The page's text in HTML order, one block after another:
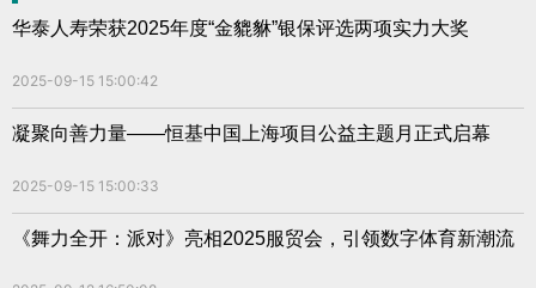
华泰人寿荣获2025年度“金貔貅”银保评选两项实力大奖
2025-09-15 15:00:42
凝聚向善力量——恒基中国上海项目公益主题月正式启幕
2025-09-15 15:00:33
《舞力全开：派对》亮相2025服贸会，引领数字体育新潮流